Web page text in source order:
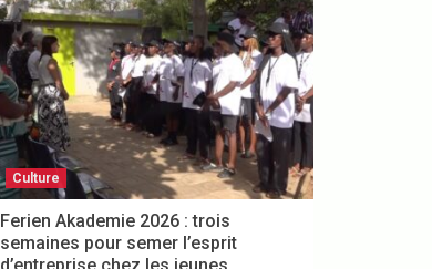
Culture
Ferien Akademie 2026 : trois
semaines pour semer l’esprit